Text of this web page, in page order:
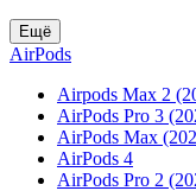
Ещё
AirPods
Airpods Max 2
AirPods Pro 3
AirPods Max
AirPods 4
AirPods Pro 2